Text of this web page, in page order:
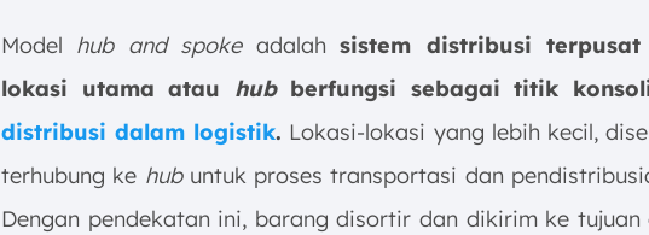
Model hub and spokeadalahsistem distribusi
lokasi utama atau hubberfungsi sebagai titik
distribusi dalam logistik. Lokasi-lokasi yang lebih kecil,
terhubung ke hubuntuk proses transportasi dan
Dengan pendekatan ini, barang disortir dan dikirim ke